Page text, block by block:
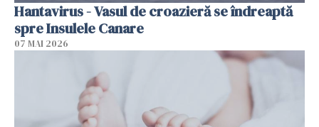
Hantavirus - Vasul de croazieră se îndreaptă
spre Insulele Canare
07 MAI 2026